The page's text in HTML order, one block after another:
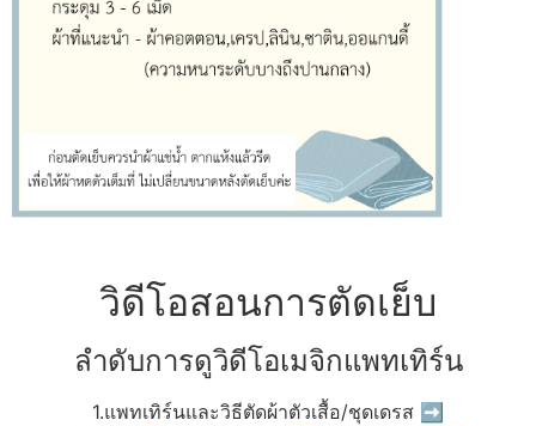
วิดีโอสอนการตัดเย็บ
ลำดับการดูวิดีโอเมจิกแพทเทิร์น
1.แพทเทิร์นและวิธีตัดผ้าตัวเสื้อ/ชุดเดรส ➡